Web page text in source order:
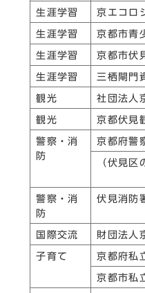
生涯学習 京エコロ
生涯学習 京都市青
生涯学習 京都市伏
生涯学習 三栖閘門
観光 社団法人
観光 京都伏見
警察・消
防
京都府警
（伏見区
警察・消
防
伏見消防
国際交流 財団法人
子育て 京都府私
京都市私